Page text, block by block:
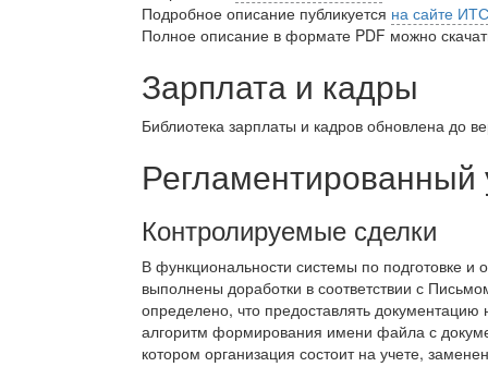
Подробное описание публикуется на сайте ИТС
Полное описание в формате PDF можно
Зарплата и кадры
Библиотека зарплаты и кадров обновлена до
Регламентированный
Контролируемые сделки
В функциональности системы по подготовке
выполнены доработки в соответствии с
определено, что предоставлять
алгоритм формирования имени файла с
котором организация состоит на учете,